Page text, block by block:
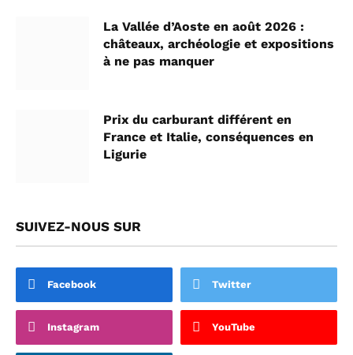
La Vallée d’Aoste en août 2026 :
châteaux, archéologie et expositions
à ne pas manquer
Prix du carburant différent en
France et Italie, conséquences en
Ligurie
SUIVEZ-NOUS SUR
Facebook Twitter
Instagram YouTube